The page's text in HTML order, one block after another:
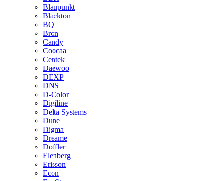
Blaupunkt
Blackton
BQ
Bron
Candy
Coocaa
Centek
Daewoo
DEXP
DNS
D-Color
Digiline
Delta Systems
Dune
Digma
Dreame
Doffler
Elenberg
Erisson
Econ